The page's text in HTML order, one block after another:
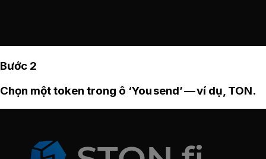
Bước 2
Chọn một token trong ô ‘You send’ — ví dụ, TON.